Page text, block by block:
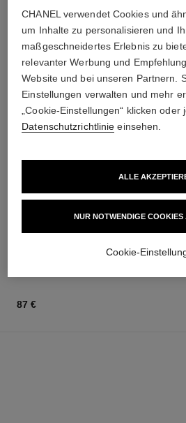
Haar
72 €
Zum Warenkorb hinzufügen
Ref.
87 €
CHANEL verwendet Cookies und
um Inhalte zu personalisieren und
maßgeschneidertes Erlebnis zu
relevanter Werbung und
Website und bei unseren Partnern.
Einstellungen verwalten und mehr
„Cookie-Einstellungen“ klicken
Datenschutzrichtlinie einsehen.
NUR NOTWENDIGE COOKIES
ALLE
Cookie-